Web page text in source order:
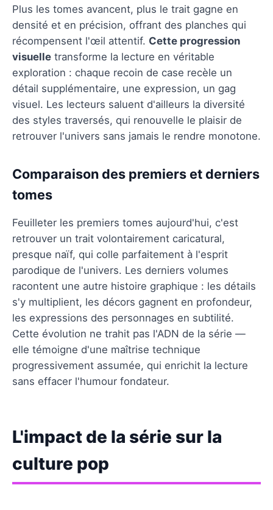
Plus les tomes avancent, plus le trait gagne en
densité et en précision, offrant des planches qui
récompensent l'œil attentif. Cette progression
visuelle transforme la lecture en véritable
exploration : chaque recoin de case recèle un
détail supplémentaire, une expression, un gag
visuel. Les lecteurs saluent d'ailleurs la diversité
des styles traversés, qui renouvelle le plaisir de
retrouver l'univers sans jamais le rendre monotone.
Comparaison des premiers et derniers
tomes
Feuilleter les premiers tomes aujourd'hui, c'est
retrouver un trait volontairement caricatural,
presque naïf, qui colle parfaitement à l'esprit
parodique de l'univers. Les derniers volumes
racontent une autre histoire graphique : les détails
s'y multiplient, les décors gagnent en profondeur,
les expressions des personnages en subtilité.
Cette évolution ne trahit pas l'ADN de la série —
elle témoigne d'une maîtrise technique
progressivement assumée, qui enrichit la lecture
sans effacer l'humour fondateur.
L'impact de la série sur la
culture pop